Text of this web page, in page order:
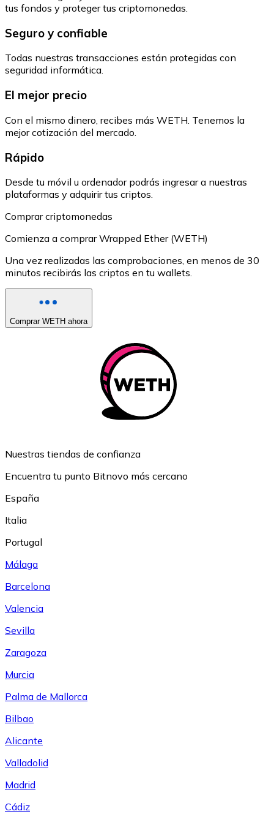
tus fondos y proteger tus criptomonedas.
Seguro y confiable
Todas nuestras transacciones están protegidas con
seguridad informática.
El mejor precio
Con el mismo dinero, recibes más WETH. Tenemos la
mejor cotización del mercado.
Rápido
Desde tu móvil u ordenador podrás ingresar a nuestras
plataformas y adquirir tus criptos.
Comprar criptomonedas
Comienza a comprar Wrapped Ether (WETH)
Una vez realizadas las comprobaciones, en menos de 30
minutos recibirás las criptos en tu wallets.
Comprar WETH ahora
Nuestras tiendas de confianza
Encuentra tu punto Bitnovo más cercano
España
Italia
Portugal
Málaga
Barcelona
Valencia
Sevilla
Zaragoza
Murcia
Palma de Mallorca
Bilbao
Alicante
Valladolid
Madrid
Cádiz